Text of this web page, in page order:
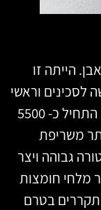
הייתה זו
לסכינים וראשי
חיצים. ייצור של זכוכית על ידי בני אדם התחיל כ- 5500
משריפת
גבוהה ויצר
מלחי חומצות
בטרם